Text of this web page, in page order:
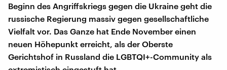
Beginn des Angriffskriegs gegen die Ukraine geht die
russische Regierung massiv gegen gesellschaftliche
Vielfalt vor. Das Ganze hat Ende November einen
neuen Höhepunkt erreicht, als der Oberste
Gerichtshof in Russland die LGBTQI+-Community als